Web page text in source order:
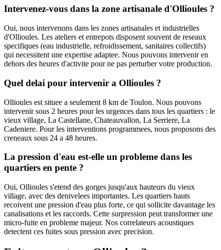
Intervenez-vous dans la zone artisanale d'Ollioules ?
Oui, nous intervenons dans les zones artisanales et industrielles
d'Ollioules. Les ateliers et entrepots disposent souvent de reseaux
specifiques (eau industrielle, refroidissement, sanitaires collectifs)
qui necessitent une expertise adaptee. Nous pouvons intervenir en
dehors des heures d'activite pour ne pas perturber votre production.
Quel delai pour intervenir a Ollioules ?
Ollioules est situee a seulement 8 km de Toulon. Nous pouvons
intervenir sous 2 heures pour les urgences dans tous les quartiers : le
vieux village, La Castellane, Chateauvallon, La Serriere, La
Cadeniere. Pour les interventions programmees, nous proposons des
creneaux sous 24 a 48 heures.
La pression d'eau est-elle un probleme dans les
quartiers en pente ?
Oui, Ollioules s'etend des gorges jusqu'aux hauteurs du vieux
village, avec des denivelees importantes. Les quartiers hauts
recoivent une pression d'eau plus forte, ce qui sollicite davantage les
canalisations et les raccords. Cette surpression peut transformer une
micro-fuite en probleme majeur. Nos correlateurs acoustiques
detectent ces fuites sous pression avec precision.